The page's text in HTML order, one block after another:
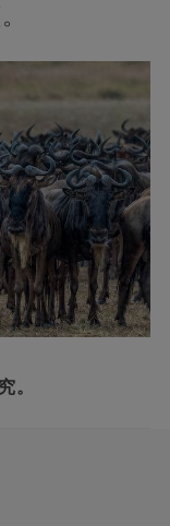
。